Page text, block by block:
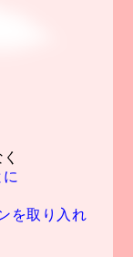
を取り入れ